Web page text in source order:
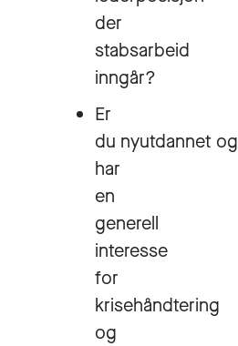
der
stabsarbeid
inngår?
Er
du nyutdannet og
har
en
generell
interesse
for
krisehåndtering
og